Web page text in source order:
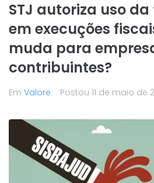
STJ autoriza uso
em execuções
muda para
contribuintes?
Em Valore Postou 11 de maio de